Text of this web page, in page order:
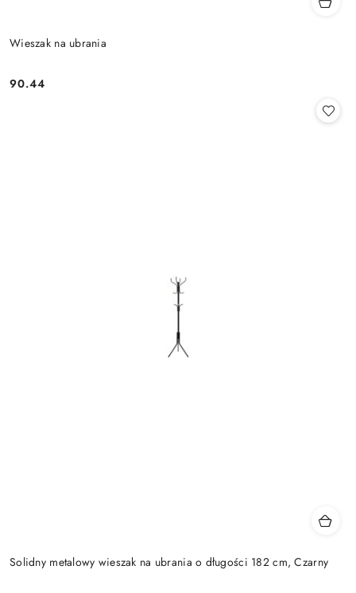
Wieszak na ubrania
Cena:
90.44
Solidny metalowy wieszak na ubrania o długości 182 cm, Czarny